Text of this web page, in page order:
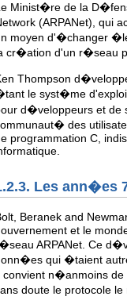
Minist�re de la
(ARPANet), qui
moyen d'�changer
cr�ation d'un r�seau
Thompson
le syst�me
d�veloppeurs et de
des
programmation C,
Les ann�es
Beranek and
et le
ARPANet. Ce
qui �taient
convient n�anmoins
doute le protocole